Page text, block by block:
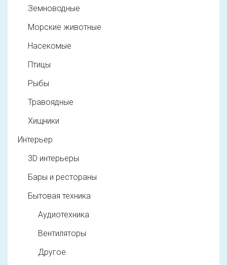
Земноводные
Морские животные
Насекомые
Птицы
Рыбы
Травоядные
Хищники
Интерьер
3D интерьеры
Бары и рестораны
Бытовая техника
Аудиотехника
Вентиляторы
Другое